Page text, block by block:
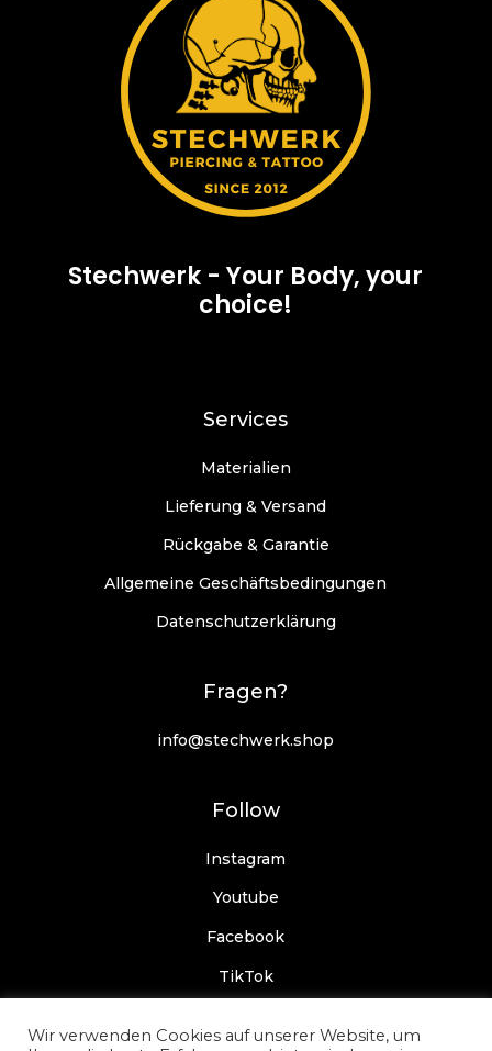
Stechwerk - Your Body, your
choice!
Services
Materialien
Lieferung & Versand
Rückgabe & Garantie
Allgemeine Geschäftsbedingungen
Datenschutzerklärung
Fragen?
info@stechwerk.shop
Follow
Instagram
Youtube
Facebook
TikTok
Wir verwenden Cookies auf unserer Website, um